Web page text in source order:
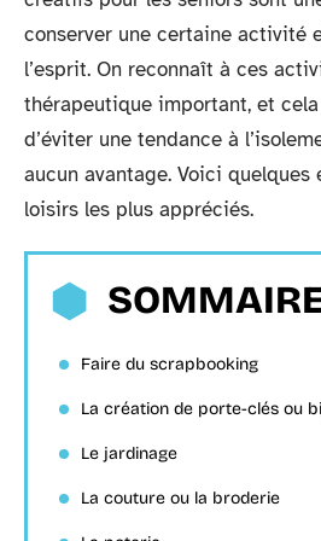
conserver une certaine activité
l’esprit. On reconnaît à ces
thérapeutique important, et
d’éviter une tendance à
aucun avantage. Voici quelques
loisirs les plus appréciés.
Faire du scrapbooking
La création de porte-clés ou
Le jardinage
La couture ou la broderie